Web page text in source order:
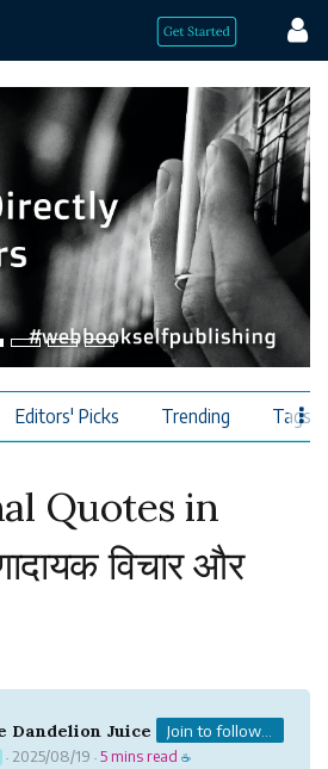
Editors' Picks Trending Tags
Quotes in
विचार और
Dandelion Juice Join to follow...
· 2025/08/19 · 5 mins read ☕